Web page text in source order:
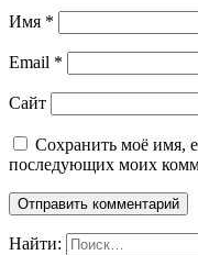
Имя *
Email *
Сайт
Сохранить моё имя,
последующих моих
Найти: